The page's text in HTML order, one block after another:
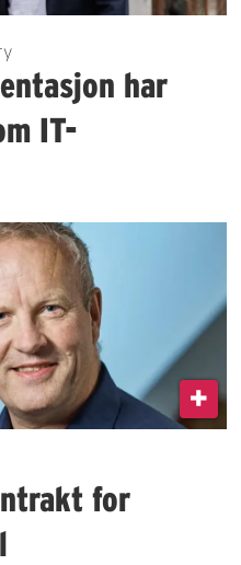
har
IT-
for